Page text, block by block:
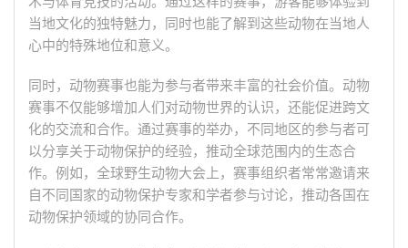
当地文化的独特魅力，同时也能了解到这些动物在当地人
心中的特殊地位和意义。
同时，动物赛事也能为参与者带来丰富的社会价值。动物
赛事不仅能够增加人们对动物世界的认识，还能促进跨文
化的交流和合作。通过赛事的举办，不同地区的参与者可
以分享关于动物保护的经验，推动全球范围内的生态合
作。例如，全球野生动物大会上，赛事组织者常常邀请来
自不同国家的动物保护专家和学者参与讨论，推动各国在
动物保护领域的协同合作。